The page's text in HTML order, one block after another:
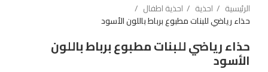
الرئيسية احذية
احذية اطفال
حذاء رياضي للبنات مطبوع برباط باللون الأسود
حذاء رياضي للبنات مطبوع برباط باللون
الأسود